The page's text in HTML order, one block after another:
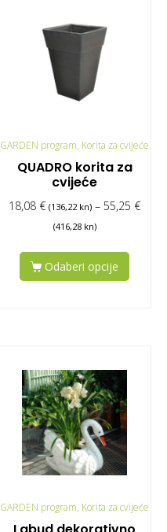
GARDEN program, Korita za cvijeće
QUADRO korita za
cvijeće
18,08 € (136,22 kn) – 55,25 €
(416,28 kn)
Odaberi opcije
GARDEN program, Korita za cvijeće